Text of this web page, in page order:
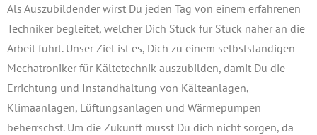
Als Auszubildender wirst Du jeden Tag von einem erfahrenen
Techniker begleitet, welcher Dich Stück für Stück näher an die
Arbeit führt. Unser Ziel ist es, Dich zu einem selbstständigen
Mechatroniker für Kältetechnik auszubilden, damit Du die
Errichtung und Instandhaltung von Kälteanlagen,
Klimaanlagen, Lüftungsanlagen und Wärmepumpen
beherrschst. Um die Zukunft musst Du dich nicht sorgen, da